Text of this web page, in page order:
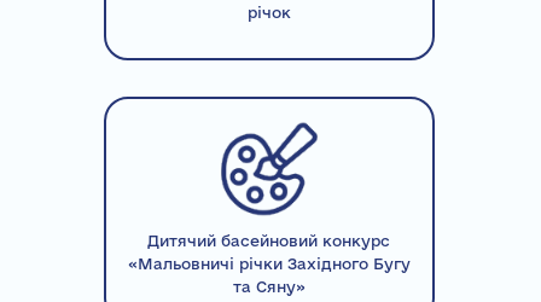
річок
Дитячий басейновий конкурс
«Мальовничі річки Західного Бугу
та Сяну»